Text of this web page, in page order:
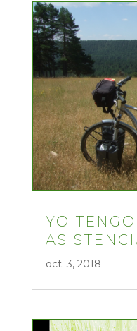
YO
oct. 3, 2018